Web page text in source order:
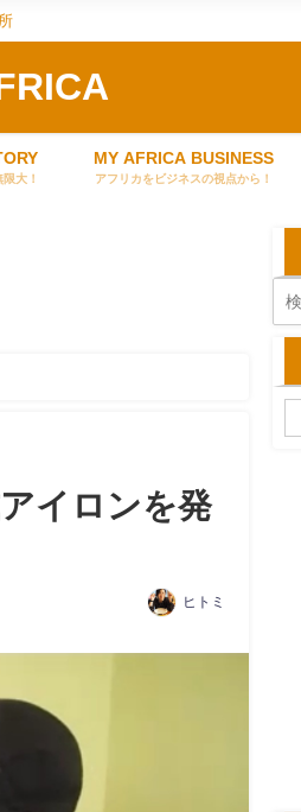
大！
MY AFRICA BUSINESS
アフリカをビジネスの視点から！
イロンを発
ヒトミ